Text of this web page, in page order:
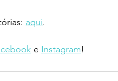
aqui.
e Instagram!